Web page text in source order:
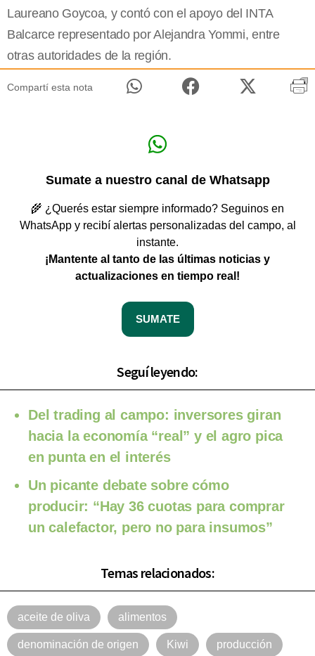
Laureano Goycoa, y contó con el apoyo del INTA
Balcarce representado por Alejandra Yommi, entre
otras autoridades de la región.
Compartí esta nota
Sumate a nuestro canal de Whatsapp
🌾 ¿Querés estar siempre informado? Seguinos en
WhatsApp y recibí alertas personalizadas del campo, al
instante.
¡Mantente al tanto de las últimas noticias y
actualizaciones en tiempo real!
SUMATE
Seguí leyendo:
Del trading al campo: inversores giran
hacia la economía “real” y el agro pica
en punta en el interés
Un picante debate sobre cómo
producir: “Hay 36 cuotas para comprar
un calefactor, pero no para insumos”
Temas relacionados:
aceite de oliva alimentos
denominación de origen Kiwi producción